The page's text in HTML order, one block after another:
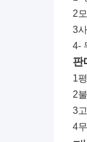
2
3
4-
판
1
2
3
4